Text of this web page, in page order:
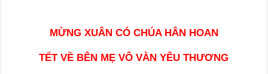
MỪNG XUÂN CÓ CHÚA HÂN HOAN
TẾT VỀ BÊN MẸ VÔ VÀN YÊU THƯƠNG